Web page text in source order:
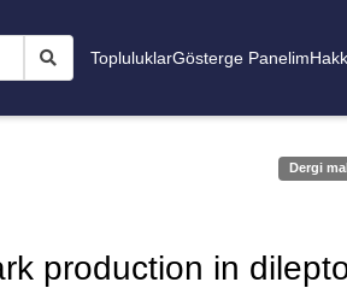
TopluluklarGösterge Panelim
Dergi
production in